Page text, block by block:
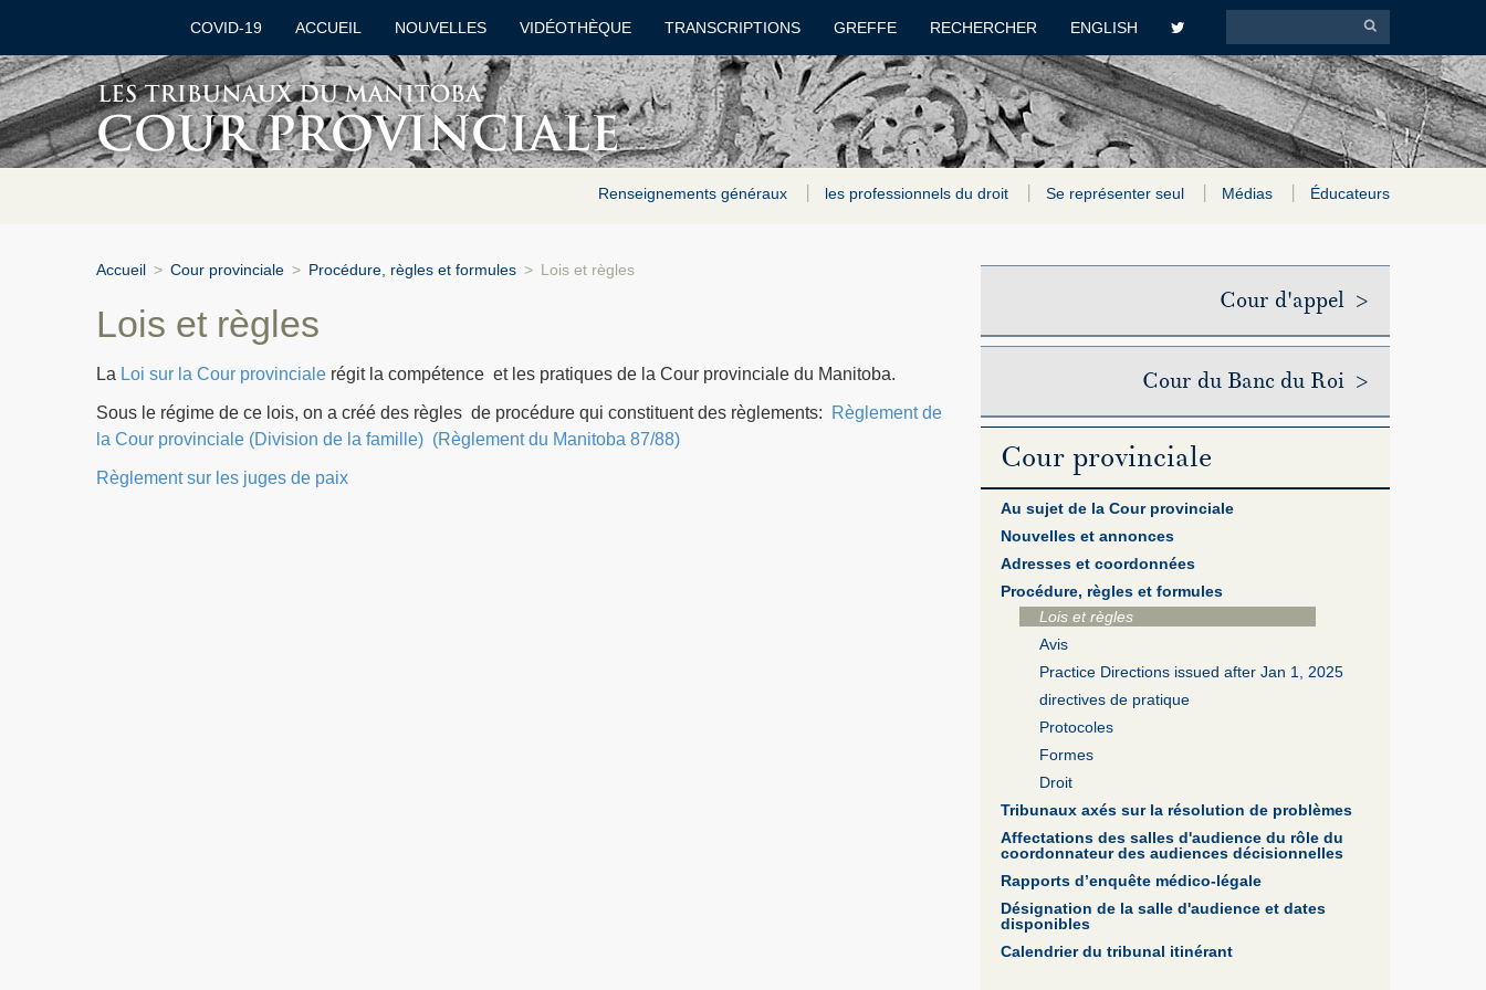
COVID-19 ACCUEIL NOUVELLES VIDÉOTHÈQUE TRANSCRIPTIONS GREFFE RECHERCHER ENGLISH
Renseignements généraux les professionnels du droit Se représenter seul Médias Éducateurs
Accueil > Cour provinciale > Procédure, règles et formules > Lois et règles
Lois et règles
La Loi sur la Cour provinciale régit la compétence et les pratiques de la Cour provinciale du Manitoba.
Sous le régime de ce lois, on a créé des règles de procédure qui constituent des règlements:
Règlement de
la Cour provinciale (Division de la famille) (Règlement du Manitoba 87/88)
Règlement sur les juges de paix
Cour d'appel >
Cour du Banc du Roi >
Cour provinciale
Au sujet de la Cour provinciale
Nouvelles et annonces
Adresses et coordonnées
Procédure, règles et formules
Lois et règles
Avis
Practice Directions issued after Jan 1, 2025
directives de pratique
Protocoles
Formes
Droit
Tribunaux axés sur la résolution de problèmes
Affectations des salles d'audience du rôle du
coordonnateur des audiences décisionnelles
Rapports d’enquête médico-légale
Désignation de la salle d'audience et dates
disponibles
Calendrier du tribunal itinérant